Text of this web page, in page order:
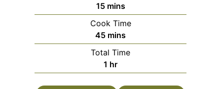
15minutes
mins
Cook Time
45minutes
mins
Total Time
1 hour
hr